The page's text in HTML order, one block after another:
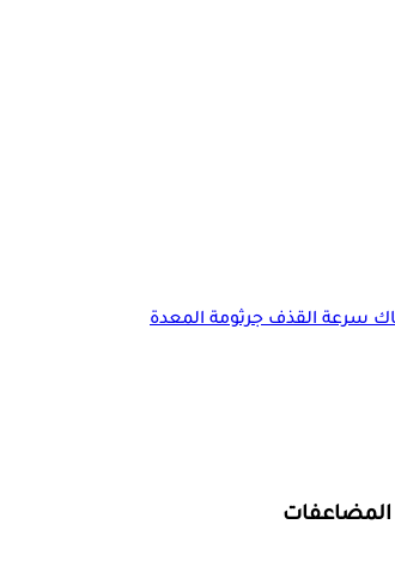
سرعة القذفجرثومة المعدة